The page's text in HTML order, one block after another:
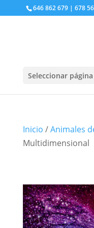
646 862 679 | 678
Seleccionar página
Inicio /Animales
Multidimensional